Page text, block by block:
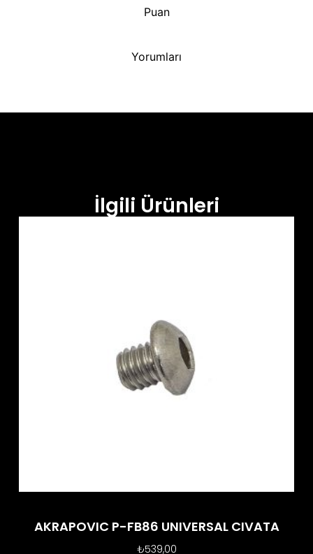
Puan
Yorumları
İlgili Ürünleri
AKRAPOVIC P-FB86 UNIVERSAL CIVATA
₺539,00